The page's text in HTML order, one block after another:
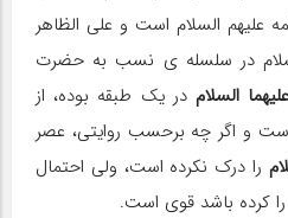
علیهم السلام است و علی الظاهر
در سلسله ی نسب به حضرت
السلام در یک طبقه بوده، از
و اگر چه برحسب روایتی، عصر
را درک نکرده است، ولی احتمال
کرده باشد قوی است.